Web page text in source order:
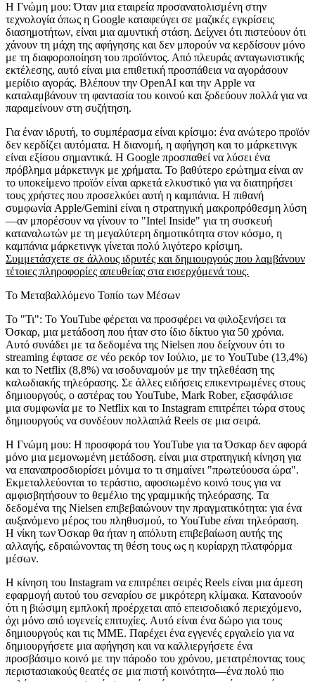
Η Γνώμη μου: Όταν μια εταιρεία προσανατολισμένη στην
τεχνολογία όπως η Google καταφεύγει σε μαζικές εγκρίσεις
διασημοτήτων, είναι μια αμυντική στάση. Δείχνει ότι πιστεύουν ότι
χάνουν τη μάχη της αφήγησης και δεν μπορούν να κερδίσουν μόνο
με τη διαφοροποίηση του προϊόντος. Από πλευράς ανταγωνιστικής
εκτέλεσης, αυτό είναι μια επιθετική προσπάθεια να αγοράσουν
μερίδιο αγοράς. Βλέπουν την OpenAI και την Apple να
καταλαμβάνουν τη φαντασία του κοινού και ξοδεύουν πολλά για να
παραμείνουν στη συζήτηση.
Για έναν ιδρυτή, το συμπέρασμα είναι κρίσιμο: ένα ανώτερο προϊόν
δεν κερδίζει αυτόματα. Η διανομή, η αφήγηση και το μάρκετινγκ
είναι εξίσου σημαντικά. Η Google προσπαθεί να λύσει ένα
πρόβλημα μάρκετινγκ με χρήματα. Το βαθύτερο ερώτημα είναι αν
το υποκείμενο προϊόν είναι αρκετά ελκυστικό για να διατηρήσει
τους χρήστες που προσελκύει αυτή η καμπάνια. Η πιθανή
συμφωνία Apple/Gemini είναι η στρατηγική μακροπρόθεσμη λύση
—αν μπορέσουν να γίνουν το "Intel Inside" για τη συσκευή
καταναλωτών με τη μεγαλύτερη δημοτικότητα στον κόσμο, η
καμπάνια μάρκετινγκ γίνεται πολύ λιγότερο κρίσιμη.
Συμμετάσχετε σε άλλους ιδρυτές και δημιουργούς που λαμβάνουν
τέτοιες πληροφορίες απευθείας στα εισερχόμενά τους.
Το Μεταβαλλόμενο Τοπίο των Μέσων
Το "Τι": Το YouTube φέρεται να προσφέρει να φιλοξενήσει τα
Όσκαρ, μια μετάδοση που ήταν στο ίδιο δίκτυο για 50 χρόνια.
Αυτό συνάδει με τα δεδομένα της Nielsen που δείχνουν ότι το
streaming έφτασε σε νέο ρεκόρ τον Ιούλιο, με το YouTube (13,4%)
και το Netflix (8,8%) να ισοδυναμούν με την τηλεθέαση της
καλωδιακής τηλεόρασης. Σε άλλες ειδήσεις επικεντρωμένες στους
δημιουργούς, ο αστέρας του YouTube, Mark Rober, εξασφάλισε
μια συμφωνία με το Netflix και το Instagram επιτρέπει τώρα στους
δημιουργούς να συνδέουν πολλαπλά Reels σε μια σειρά.
Η Γνώμη μου: Η προσφορά του YouTube για τα Όσκαρ δεν αφορά
μόνο μια μεμονωμένη μετάδοση. είναι μια στρατηγική κίνηση για
να επαναπροσδιορίσει μόνιμα το τι σημαίνει "πρωτεύουσα ώρα".
Εκμεταλλεύονται το τεράστιο, αφοσιωμένο κοινό τους για να
αμφισβητήσουν το θεμέλιο της γραμμικής τηλεόρασης. Τα
δεδομένα της Nielsen επιβεβαιώνουν την πραγματικότητα: για ένα
αυξανόμενο μέρος του πληθυσμού, το YouTube είναι τηλεόραση.
Η νίκη των Όσκαρ θα ήταν η απόλυτη επιβεβαίωση αυτής της
αλλαγής, εδραιώνοντας τη θέση τους ως η κυρίαρχη πλατφόρμα
μέσων.
Η κίνηση του Instagram να επιτρέπει σειρές Reels είναι μια άμεση
εφαρμογή αυτού του σεναρίου σε μικρότερη κλίμακα. Κατανοούν
ότι η βιώσιμη εμπλοκή προέρχεται από επεισοδιακό περιεχόμενο,
όχι μόνο από ιογενείς επιτυχίες. Αυτό είναι ένα δώρο για τους
δημιουργούς και τις ΜΜΕ. Παρέχει ένα εγγενές εργαλείο για να
δημιουργήσετε μια αφήγηση και να καλλιεργήσετε ένα
προσβάσιμο κοινό με την πάροδο του χρόνου, μετατρέποντας τους
περιστασιακούς θεατές σε μια πιστή κοινότητα—ένα πολύ πιο